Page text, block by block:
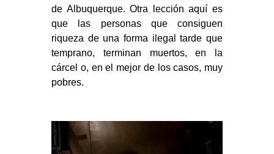
de Albuquerque. Otra lección aquí es
que las personas que consiguen
riqueza de una forma ilegal tarde que
temprano, terminan muertos, en la
cárcel o, en el mejor de los casos, muy
pobres.